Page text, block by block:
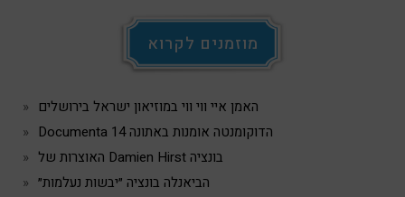
מוזמנים לקרוא
האמן איי ווי ווי במוזיאון ישראל בירושלים
Documenta 14 הדוקומנטה אומנות באתונה
האוצרות של Damien Hirst בונציה
הביאנלה בונציה ״יבשות נעלמות״